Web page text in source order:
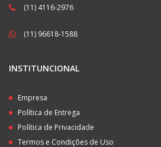
(11) 4116-2976
(11) 96618-1588
INSTITUNCIONAL
Empresa
Política de Entrega
Política de Privacidade
Termos e Condições de Uso